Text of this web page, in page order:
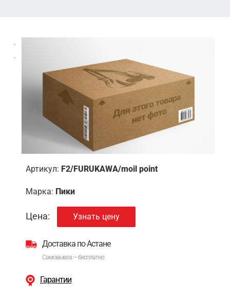
Артикул: F2/FURUKAWA/moil point
Марка: Пики
Цена: Узнать цену
Доставка по Астане
Самовывоз — бесплатно
Гарантии